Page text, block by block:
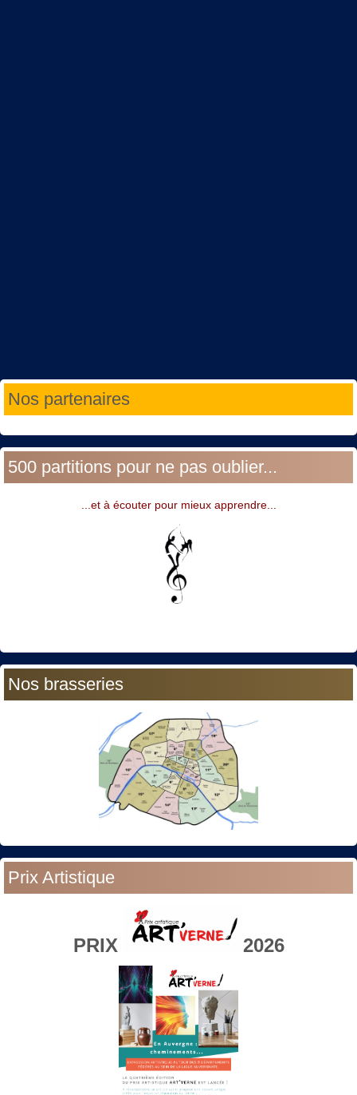
Nos partenaires
500 partitions pour ne pas oublier...
...et à écouter pour mieux apprendre...
Nos brasseries
Prix Artistique
PRIX 2026
Année
précédente
Mois
précédent
Année
suivante
Mois
suivant